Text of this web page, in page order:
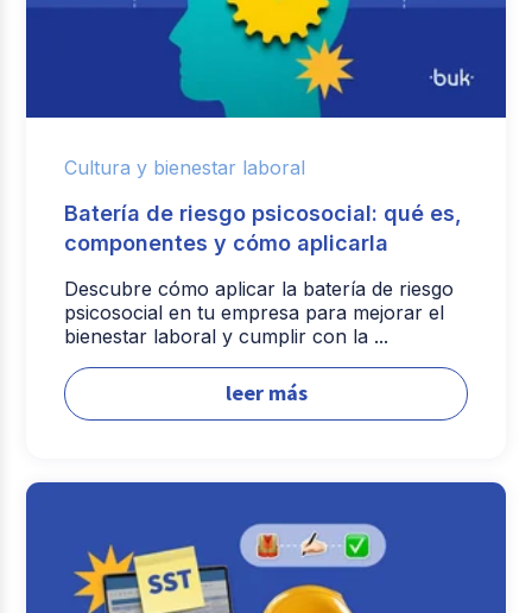
Cultura y bienestar laboral
Batería de riesgo psicosocial: qué es,
componentes y cómo aplicarla
Descubre cómo aplicar la batería de riesgo
psicosocial en tu empresa para mejorar el
bienestar laboral y cumplir con la ...
leer más